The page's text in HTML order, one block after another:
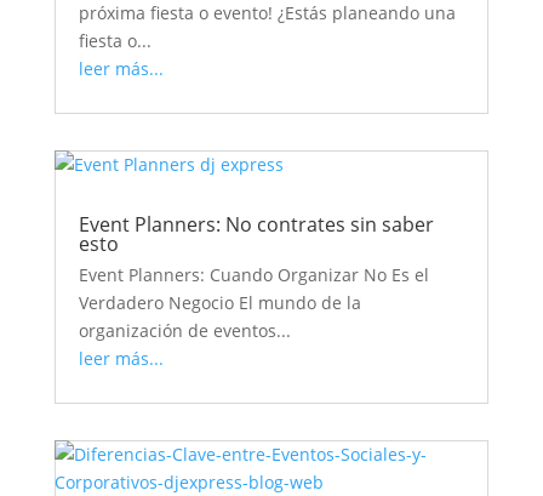
próxima fiesta o evento! ¿Estás planeando una
fiesta o...
leer más...
Event Planners: No contrates sin saber
esto
Event Planners: Cuando Organizar No Es el
Verdadero Negocio El mundo de la
organización de eventos...
leer más...